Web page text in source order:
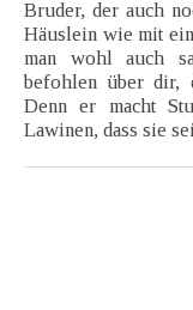
Bruder, der auch
Häuslein wie mit
man wohl auch
befohlen über dir,
Denn er macht
Lawinen, dass sie